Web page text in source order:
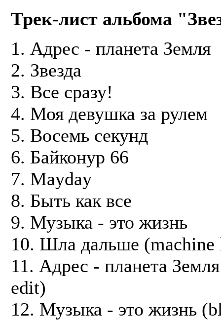
Трек-лист альбома
1. Адрес - планета Земля
2. Звезда
3. Все сразу!
4. Моя девушка за рулем
5. Восемь секунд
6. Байконур 66
7. Mayday
8. Быть как все
9. Музыка - это жизнь
10. Шла дальше (machine
11. Адрес - планета
edit)
12. Музыка - это жизнь